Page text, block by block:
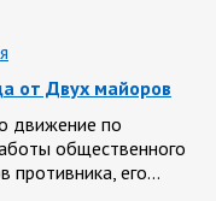
от Двух майоров
движение по
общественного
противника, его…